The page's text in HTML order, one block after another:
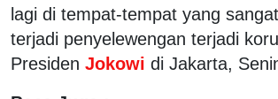
lagi di tempat-tempat yang
terjadi penyelewengan terjadi
Presiden Jokowi di Jakarta,